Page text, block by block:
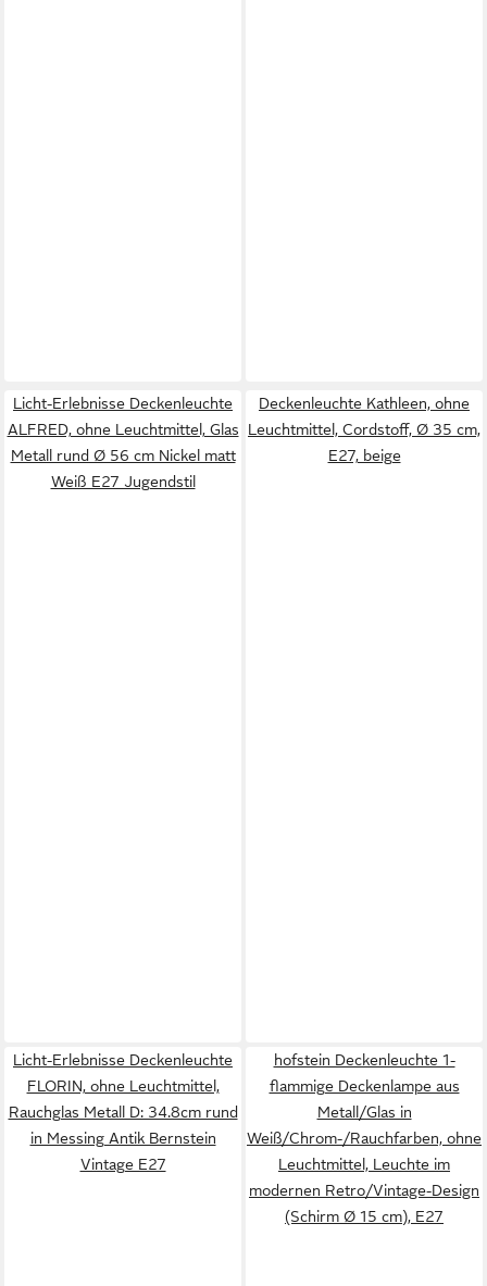
Licht-Erlebnisse Deckenleuchte
ALFRED, ohne Leuchtmittel, Glas
Metall rund Ø 56 cm Nickel matt
Weiß E27 Jugendstil
Deckenleuchte Kathleen, ohne
Leuchtmittel, Cordstoff, Ø 35 cm,
E27, beige
Licht-Erlebnisse Deckenleuchte
FLORIN, ohne Leuchtmittel,
Rauchglas Metall D: 34.8cm rund
in Messing Antik Bernstein
Vintage E27
hofstein Deckenleuchte 1-
flammige Deckenlampe aus
Metall/Glas in
Weiß/Chrom-/Rauchfarben, ohne
Leuchtmittel, Leuchte im
modernen Retro/Vintage-Design
(Schirm Ø 15 cm), E27